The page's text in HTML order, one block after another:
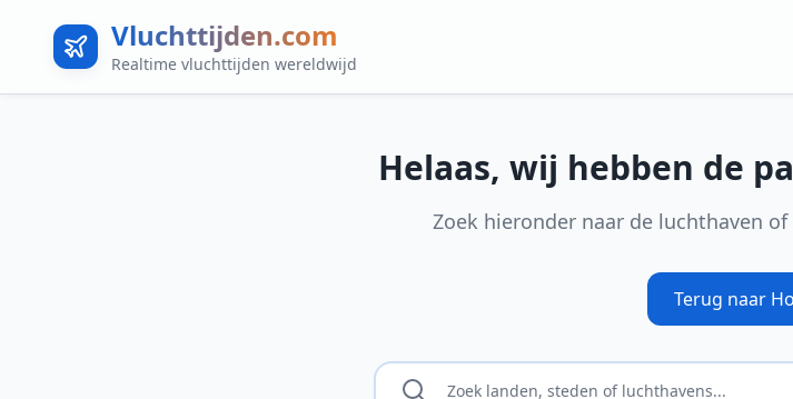
Vluchttijden.com
Realtime vluchttijden wereldwijd
Helaas, wij hebben de
Zoek hieronder naar de luchthaven
Terug naar